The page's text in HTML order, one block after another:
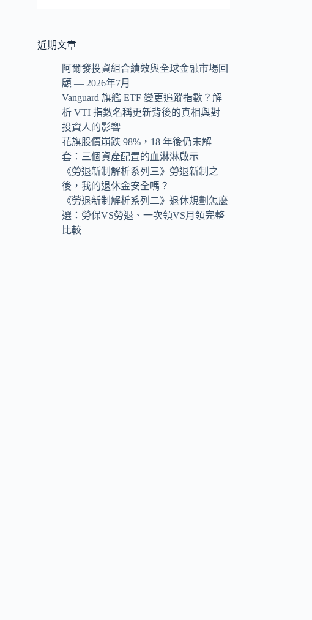
近期文章
阿爾發投資組合績效與全球金融市場回
顧 — 2026年7月
Vanguard 旗艦 ETF 變更追蹤指數？解
析 VTI 指數名稱更新背後的真相與對
投資人的影響
花旗股價崩跌 98%，18 年後仍未解
套：三個資產配置的血淋淋啟示
《勞退新制解析系列三》勞退新制之
後，我的退休金安全嗎？
《勞退新制解析系列二》退休規劃怎麼
選：勞保VS勞退、一次領VS月領完整
比較